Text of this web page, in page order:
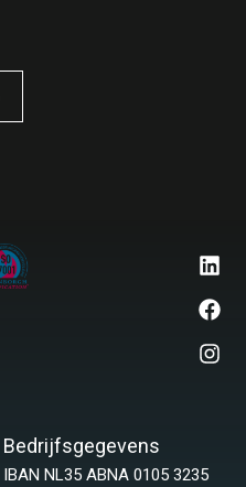
Bedrijfsgegevens
IBAN NL35 ABNA 0105 3235